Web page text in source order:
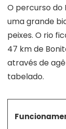
O percurso do
uma grande
peixes. O rio
47 km de
através de
tabelado.